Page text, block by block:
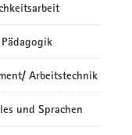
Arbeitstechnik
und Sprachen